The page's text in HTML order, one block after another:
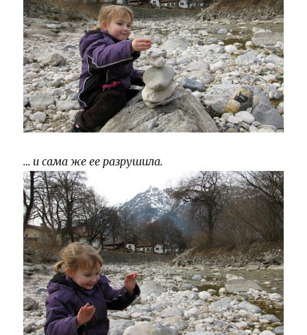
… и сама же ее разрушила.